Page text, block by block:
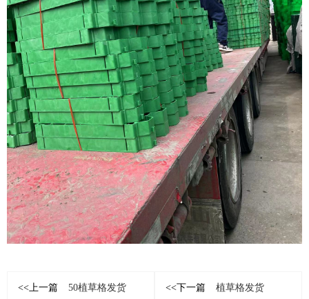
<<上一篇 50植草格发货 <<下一篇 植草格发货